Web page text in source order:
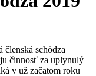
členská schôdza
činnosť za uplynulý
v už začatom roku